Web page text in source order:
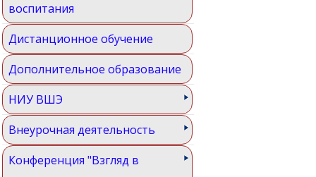
воспитания
Дистанционное обучение
Дополнительное образование
НИУ ВШЭ
Внеурочная деятельность
Конференция "Взгляд в